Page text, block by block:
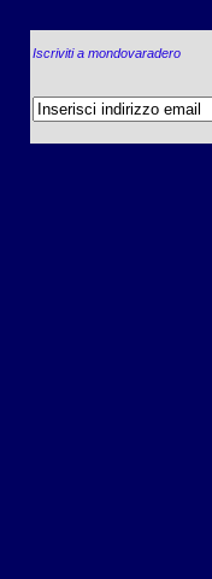
Iscriviti a mondovaradero